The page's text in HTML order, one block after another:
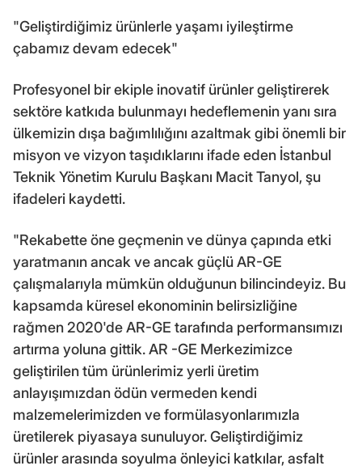
"Geliştirdiğimiz ürünlerle yaşamı iyileştirme
çabamız devam edecek"
Profesyonel bir ekiple inovatif ürünler geliştirerek
sektöre katkıda bulunmayı hedeflemenin yanı sıra
ülkemizin dışa bağımlılığını azaltmak gibi önemli bir
misyon ve vizyon taşıdıklarını ifade eden İstanbul
Teknik Yönetim Kurulu Başkanı Macit Tanyol, şu
ifadeleri kaydetti.
"Rekabette öne geçmenin ve dünya çapında etki
yaratmanın ancak ve ancak güçlü AR-GE
çalışmalarıyla mümkün olduğunun bilincindeyiz. Bu
kapsamda küresel ekonominin belirsizliğine
rağmen 2020'de AR-GE tarafında performansımızı
artırma yoluna gittik. AR -GE Merkezimizce
geliştirilen tüm ürünlerimiz yerli üretim
anlayışımızdan ödün vermeden kendi
malzemelerimizden ve formülasyonlarımızla
üretilerek piyasaya sunuluyor. Geliştirdiğimiz
ürünler arasında soyulma önleyici katkılar, asfalt